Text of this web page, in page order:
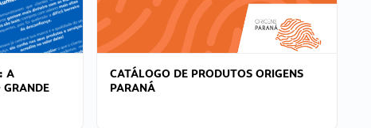
A
GRANDE
CATÁLOGO DE PRODUTOS ORIGENS
PARANÁ